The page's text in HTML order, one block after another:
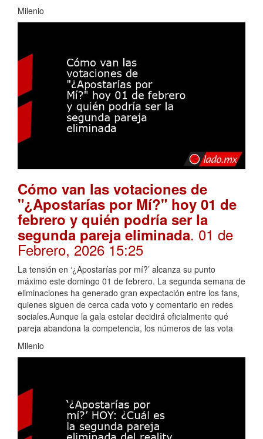
Milenio
Cómo van las votaciones de
"¿Apostarías por Mí?" hoy 01 de
febrero y quién podría ser la
segunda pareja eliminada. 01 de
Febrero, 2026 15:25
La tensión en ‘¿Apostarías por mí?’ alcanza su punto
máximo este domingo 01 de febrero. La segunda semana de
eliminaciones ha generado gran expectación entre los fans,
quienes siguen de cerca cada voto y comentario en redes
sociales.Aunque la gala estelar decidirá oficialmente qué
pareja abandona la competencia, los números de las vota
Milenio